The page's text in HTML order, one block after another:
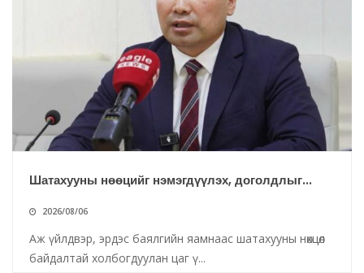
Шатахууны нөөцийг нэмэгдүүлэх, доголдлыг...
2026/08/06
Аж үйлдвэр, эрдэс баялгийн яамнаас шатахууны нөхцөл
байдалтай холбогдуулан цаг ү...